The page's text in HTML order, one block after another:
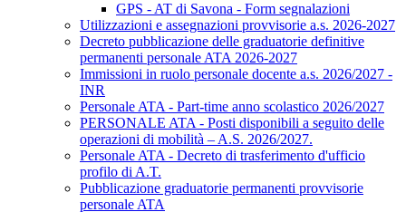
GPS - AT di Savona - Form segnalazioni
Utilizzazioni e assegnazioni provvisorie a.s. 2026-2027
Decreto pubblicazione delle graduatorie definitive
permanenti personale ATA 2026-2027
Immissioni in ruolo personale docente a.s. 2026/2027 -
INR
Personale ATA - Part-time anno scolastico 2026/2027
PERSONALE ATA - Posti disponibili a seguito delle
operazioni di mobilità – A.S. 2026/2027.
Personale ATA - Decreto di trasferimento d'ufficio
profilo di A.T.
Pubblicazione graduatorie permanenti provvisorie
personale ATA